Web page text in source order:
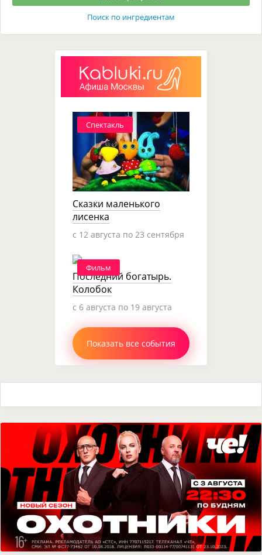
Поиск по ингредиентам
Спектакль
Сказки маленького
лисенка
c 12 августа по 23 сентября
Фильм
Последний богатырь.
Колобок
c 6 августа по 19 августа
Показать все события